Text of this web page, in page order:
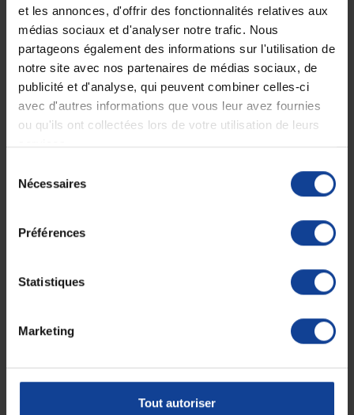
et les annonces, d'offrir des fonctionnalités relatives aux
médias sociaux et d'analyser notre trafic. Nous
partageons également des informations sur l'utilisation de
notre site avec nos partenaires de médias sociaux, de
publicité et d'analyse, qui peuvent combiner celles-ci
avec d'autres informations que vous leur avez fournies
ou qu'ils ont collectées lors de votre utilisation de leurs
services.
Nécessaires
Préférences
Statistiques
Marketing
Tout autoriser
Fauteuil roulant électrique Fauteuil roulant électrique
6 roues Karma...
En magasin uniquement
3 882,08 €